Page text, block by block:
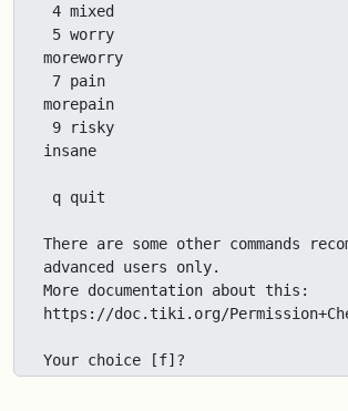
moreworry
morepain
insane
There are some other commands
advanced users only.
More documentation about this:
https://doc.tiki.org/
Your choice [f]?